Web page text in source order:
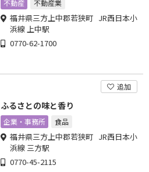
不動産 不動産業
福井県三方上中郡若狭町 JR西日本小
浜線 上中駅
0770-62-1700
追加
ふるさとの味と香り
企業・事務所 食品
福井県三方上中郡若狭町 JR西日本小
浜線 三方駅
0770-45-2115